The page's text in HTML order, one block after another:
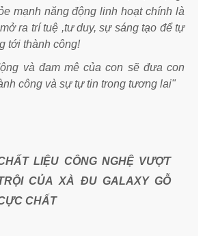
mạnh năng động linh hoạt chính là
ra trí tuệ ,tư duy, sự sáng tạo để tự
tới thành công!
và đam mê của con sẽ đưa con
công và sự tự tin trong tương lai"
LIỆU CÔNG NGHỆ VƯỢT
CỦA XÀ ĐU GALAXY GỖ
CHẤT